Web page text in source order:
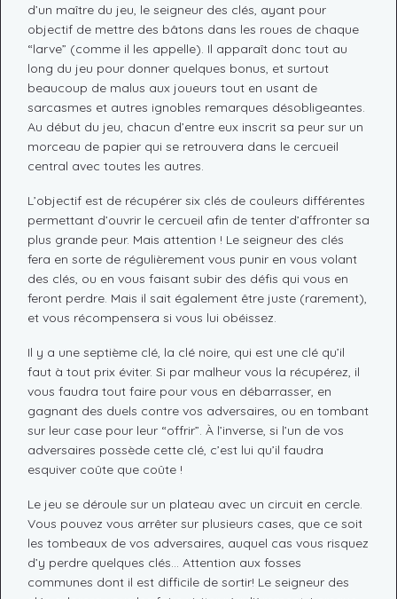
d’un maître du jeu, le seigneur des clés, ayant pour
objectif de mettre des bâtons dans les roues de chaque
“larve” (comme il les appelle). Il apparaît donc tout au
long du jeu pour donner quelques bonus, et surtout
beaucoup de malus aux joueurs tout en usant de
sarcasmes et autres ignobles remarques désobligeantes.
Au début du jeu, chacun d’entre eux inscrit sa peur sur un
morceau de papier qui se retrouvera dans le cercueil
central avec toutes les autres.
L’objectif est de récupérer six clés de couleurs différentes
permettant d’ouvrir le cercueil afin de tenter d’affronter sa
plus grande peur. Mais attention ! Le seigneur des clés
fera en sorte de régulièrement vous punir en vous volant
des clés, ou en vous faisant subir des défis qui vous en
feront perdre. Mais il sait également être juste (rarement),
et vous récompensera si vous lui obéissez.
Il y a une septième clé, la clé noire, qui est une clé qu’il
faut à tout prix éviter. Si par malheur vous la récupérez, il
vous faudra tout faire pour vous en débarrasser, en
gagnant des duels contre vos adversaires, ou en tombant
sur leur case pour leur “offrir”. À l’inverse, si l’un de vos
adversaires possède cette clé, c’est lui qu’il faudra
esquiver coûte que coûte !
Le jeu se déroule sur un plateau avec un circuit en cercle.
Vous pouvez vous arrêter sur plusieurs cases, que ce soit
les tombeaux de vos adversaires, auquel cas vous risquez
d’y perdre quelques clés… Attention aux fosses
communes dont il est difficile de sortir! Le seigneur des